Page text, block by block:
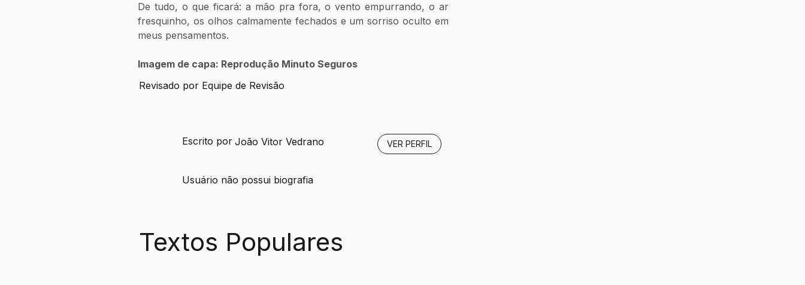
De tudo, o que ficará: a mão pra fora, o vento empurrando, o ar
fresquinho, os olhos calmamente fechados e um sorriso oculto em
meus pensamentos.
Imagem de capa: Reprodução Minuto Seguros
Revisado por Equipe de Revisão
Escrito por João Vitor Vedrano
Usuário não possui biografia
VER PERFIL
Textos Populares